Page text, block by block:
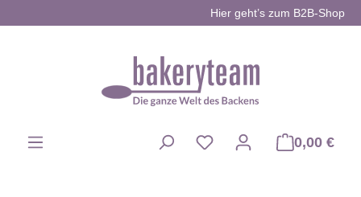
Hier geht’s zum B2B-Shop
0,00 €